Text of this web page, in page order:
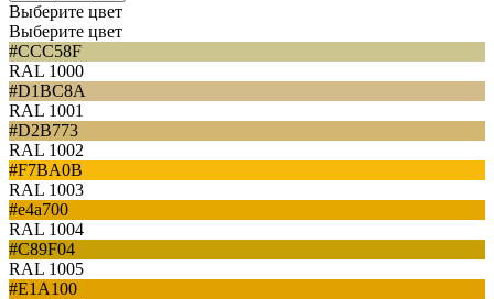
Выберите цвет
Выберите цвет
#CCC58F
RAL 1000
#D1BC8A
RAL 1001
#D2B773
RAL 1002
#F7BA0B
RAL 1003
#e4a700
RAL 1004
#C89F04
RAL 1005
#E1A100